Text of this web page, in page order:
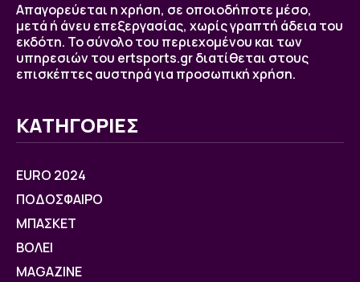
Απαγορεύεται η χρήση, σε οποιοδήποτε μέσο,
μετά ή άνευ επεξεργασίας, χωρίς γραπτή άδεια του
εκδότη. Το σύνολο του περιεχομένου και των
υπηρεσιών του ertsports.gr διατίθεται στους
επισκέπτες αυστηρά για προσωπική χρήση.
ΚΑΤΗΓΟΡΙΕΣ
EURO 2024
ΠΟΔΟΣΦΑΙΡΟ
ΜΠΑΣΚΕΤ
ΒOΛΕΙ
MAGAZINE